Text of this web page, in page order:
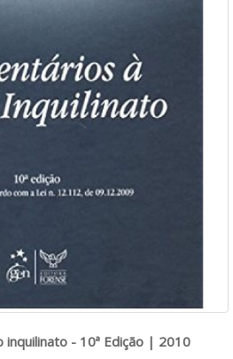
inquilinato - 10ª Edição | 2010